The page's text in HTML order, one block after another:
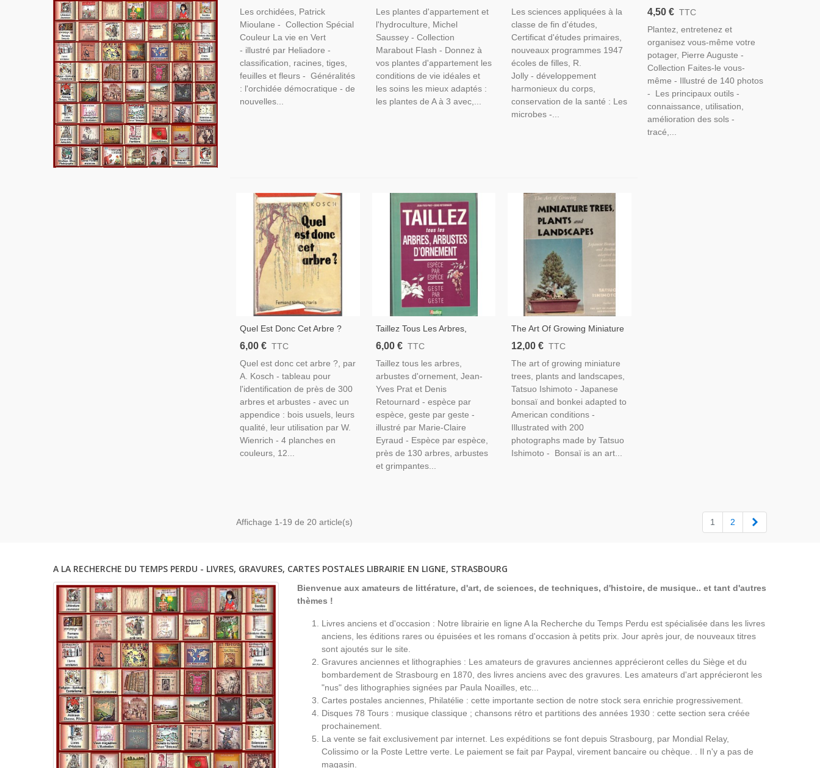
Jardinage,
Les orchidées, Patrick
Mioulane - Collection Spécial
Couleur La vie en Vert
- illustré par Heliadore -
classification, racines, tiges,
feuilles et fleurs - Généralités
: l'orchidée démocratique - de
nouvelles...
1982 - Botanique, Flore,
Jardinage,
Les plantes d'appartement et
l'hydroculture, Michel
Saussey - Collection
Marabout Flash - Donnez à
vos plantes d'appartement les
conditions de vie idéales et
les soins les mieux adaptés :
les plantes de A à 3 avec,...
Éducation Ménagère, Famille,
Décoration,
Les sciences appliquées à la
classe de fin d'études,
Certificat d'études primaires,
nouveaux programmes 1947
écoles de filles, R.
Jolly - développement
harmonieux du corps,
conservation de la santé : Les
microbes -...
Organisez Vous-Même Votre
- Jardinage, Botanique,
Bricolage,
4,50 € TTC
Plantez, entretenez et
organisez vous-même votre
potager, Pierre Auguste -
Collection Faites-le vous-
même - Illustré de 140 photos
- Les principaux outils -
connaissance, utilisation,
amélioration des sols -
tracé,...
Quel Est Donc Cet Arbre ?
Kosch, 1956 - Botanique,
6,00 € TTC
Quel est donc cet arbre ?, par
A. Kosch - tableau pour
l'identification de près de 300
arbres et arbustes - avec un
appendice : bois usuels, leurs
qualité, leur utilisation par W.
Wienrich - 4 planches en
couleurs, 12...
Taillez Tous Les Arbres,
Arbustes D'ornement, Prat Et
Botanique, Jardinage, Arbres,
6,00 € TTC
Taillez tous les arbres,
arbustes d'ornement, Jean-
Yves Prat et Denis
Retournard - espèce par
espèce, geste par geste -
illustré par Marie-Claire
Eyraud - Espèce par espèce,
près de 130 arbres, arbustes
et grimpantes...
The Art Of Growing Miniature
Trees, Plants And
1956 - Bonsaï, Japon,
Botanique, Flore, Arbres,
12,00 € TTC
The art of growing miniature
trees, plants and landscapes,
Tatsuo Ishimoto - Japanese
bonsaï and bonkei adapted to
American conditions -
Illustrated with 200
photographs made by Tatsuo
Ishimoto - Bonsaï is an art...
Affichage 1-19 de 20 article(s) 1 2
A LA RECHERCHE DU TEMPS PERDU - LIVRES, GRAVURES, CARTES POSTALES LIBRAIRIE EN LIGNE, STRASBOURG
Bienvenue aux amateurs de littérature, d'art, de sciences, de techniques, d'histoire, de musique.. et tant d'autres
thèmes !
Livres anciens et d'occasion : Notre librairie en ligne A la Recherche du Temps Perdu est spécialisée dans les livres
anciens, les éditions rares ou épuisées et les romans d'occasion à petits prix. Jour après jour, de nouveaux titres
sont ajoutés sur le site.
Gravures anciennes et lithographies : Les amateurs de gravures anciennes apprécieront celles du Siège et du
bombardement de Strasbourg en 1870, des livres anciens avec des gravures. Les amateurs d'art apprécieront les
"nus" des lithographies signées par Paula Noailles, etc...
Cartes postales anciennes, Philatélie : cette importante section de notre stock sera enrichie progressivement.
Disques 78 Tours : musique classique ; chansons rétro et partitions des années 1930 : cette section sera créée
prochainement.
La vente se fait exclusivement par internet. Les expéditions se font depuis Strasbourg, par Mondial Relay,
Colissimo or la Poste Lettre verte. Le paiement se fait par Paypal, virement bancaire ou chèque. . Il n'y a pas de
magasin.